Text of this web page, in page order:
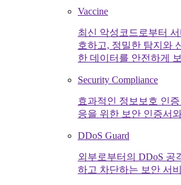
Vaccine
최신 악성코드로부터
호하고, 정밀한 탐지와
한 데이터를 안전하게
Security Compliance
효과적인 정보보호 인
응을 위한 보안 인증서
DDoS Guard
외부로부터의 DDoS 공
하고 차단하는 보안 서